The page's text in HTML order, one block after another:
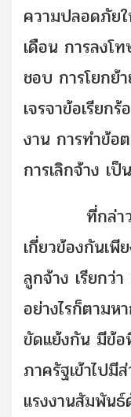
ความปลอดภัยใ
เดือน การลงโ
ชอบ การโยกย้
เจรจาข้อเรีย
งาน การทำข้อ
การเลิกจ้าง เป็
ที่กล่าวข้า
เกี่ยวข้องกันเ
ลูกจ้าง เรียกว่
อย่างไรก็ตามห
ขัดแย้งกัน มีข้อ
ภาครัฐเข้าไปมี
แรงงานสัมพัน